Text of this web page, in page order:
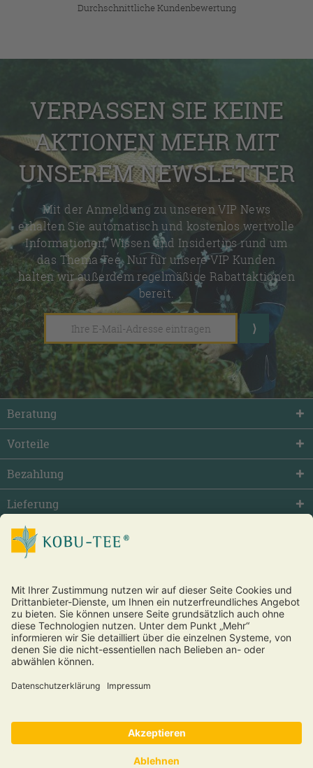
Durchschnittliche Kundenbewertung
VERPASSEN SIE KEINE
AKTIONEN MEHR MIT
UNSEREM NEWSLETTER
Mit der Anmeldung zu unseren VIP News
erhalten Sie automatisch und kostenlos wertvolle
Informationen, Wissen und Insidertips rund um
das Thema Tee. Nur für unsere VIP Kunden
halten wir außerdem regelmäßige Rabattaktionen
bereit.
Beratung
Vorteile
Bezahlung
Lieferung
facebook twitter youtube
Vertrag widerrufen
* Alle Preise inkl. gesetzl. Mehrwertsteuer zzgl.Versandkosten
und ggf. Nachnahmegebühren, wenn nicht anders beschrieben.
®und Futon – alle Rechte vorbehalten.